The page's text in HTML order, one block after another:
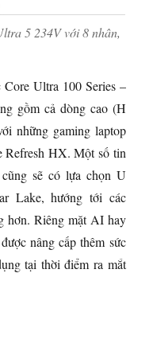
5 234V với 8 nhân,
Ultra 100 Series –
gồm cả dòng cao (H
những gaming laptop
Refresh HX. Một số tin
sẽ có lựa chọn U
Lake, hướng tới các
hơn. Riêng mặt AI hay
nâng cấp thêm sức
tại thời điểm ra mắt